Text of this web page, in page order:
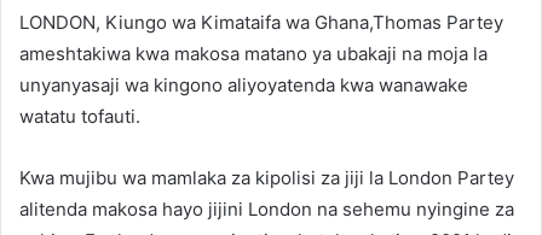
LONDON, Kiungo wa Kimataifa wa Ghana,Thomas Partey
ameshtakiwa kwa makosa matano ya ubakaji na moja la
unyanyasaji wa kingono aliyoyatenda kwa wanawake
watatu tofauti.
Kwa mujibu wa mamlaka za kipolisi za jiji la London Partey
alitenda makosa hayo jijini London na sehemu nyingine za